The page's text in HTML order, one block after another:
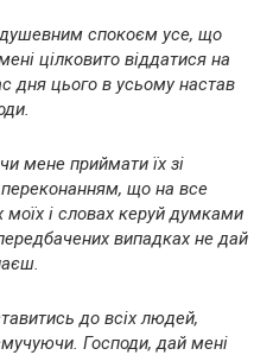
душевним спокоєм усе, що
цілковито віддатися на
дня цього в усьому настав
мене приймати їх зі
що на все
моїх і словах керуй думками
випадках не дай
до всіх людей,
Господи, дай мені